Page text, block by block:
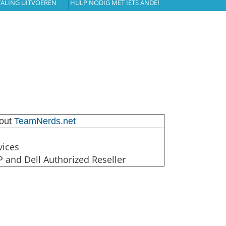
UITVOEREN HULP NODIG MET IETS ANDERS?
TeamNerds.net
and Dell Authorized Reseller